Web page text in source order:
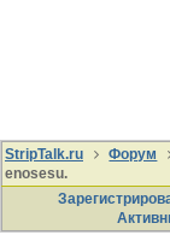
StripTalk.ru Форум
enosesu.